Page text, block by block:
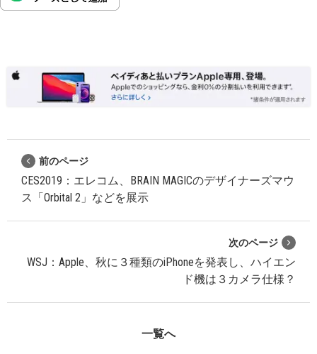
前のページ
CES2019：エレコム、BRAIN MAGICのデザイナーズマウ
ス「Orbital 2」などを展示
次のページ
WSJ：Apple、秋に３種類のiPhoneを発表し、ハイエン
ド機は３カメラ仕様？
一覧へ